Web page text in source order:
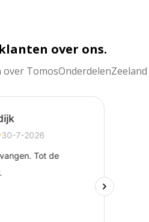
over ons.
TomosOnderdelenZeeland